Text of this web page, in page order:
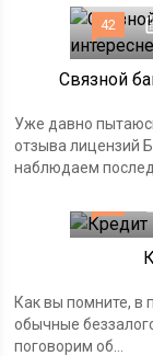
42
Связной
Уже давно
отзыва лицензий
наблюдаем
Как вы помните, в
обычные
поговорим об...